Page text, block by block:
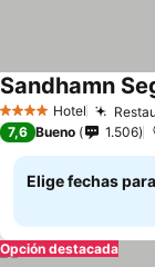
4 EstrellasHotel
Sandhamn
7,6 Bueno 1.506
Elige fechas
Opción destacada